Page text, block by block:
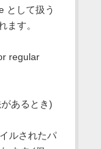
として扱う
ます。
regular
あるとき)
ルされたパ